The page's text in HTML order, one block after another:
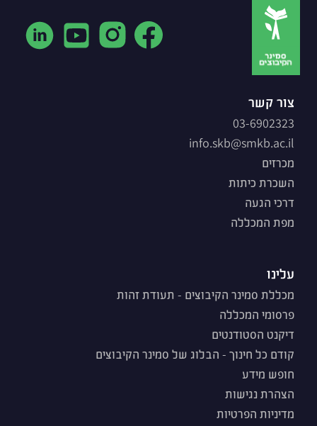
צור קשר
03-6902323
info.skb@smkb.ac.il
מכרזים
השכרת כיתות
דרכי הגעה
מפת המכללה
עלינו
מכללת סמינר הקיבוצים - תעודת זהות
פרסומי המכללה
דיקנט הסטודנטים
קודם כל חינוך - הבלוג של סמינר הקיבוצים
חופש מידע
הצהרת נגישות
מדיניות הפרטיות